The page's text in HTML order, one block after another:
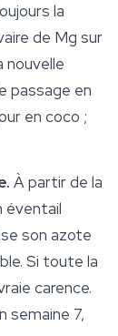
la
de Mg sur
nouvelle
passage en
en coco ;
À partir de la
éventail
son azote
Si toute la
carence.
semaine 7,